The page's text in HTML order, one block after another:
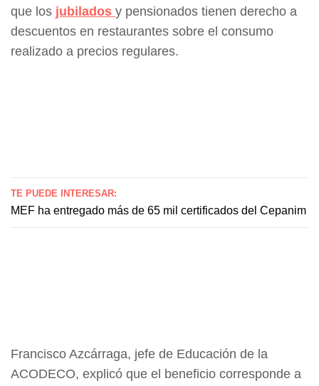
que los jubilados y pensionados tienen derecho a
descuentos en restaurantes sobre el consumo
realizado a precios regulares.
TE PUEDE INTERESAR:
MEF ha entregado más de 65 mil certificados del Cepanim
Francisco Azcárraga, jefe de Educación de la
ACODECO, explicó que el beneficio corresponde a